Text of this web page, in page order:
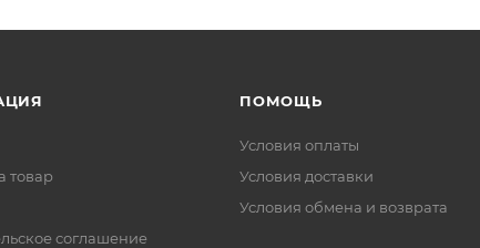
товар
соглашение
ПОМОЩЬ
Условия оплаты
Условия доставки
Условия обмена и возврата